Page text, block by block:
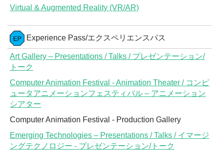
Virtual & Augmented Reality (VR/AR)
Experience Pass/エクスペリエンスパス
Art Gallery – Presentations / Talks / プレゼンテーション/
トーク
Computer Animation Festival - Animation Theater / コンピ
ュータアニメーションフェスティバル – アニメーション
シアター
Computer Animation Festival - Production Gallery
Emerging Technologies – Presentations / Talks / イマージ
ングテクノロジー - プレゼンテーション/トーク